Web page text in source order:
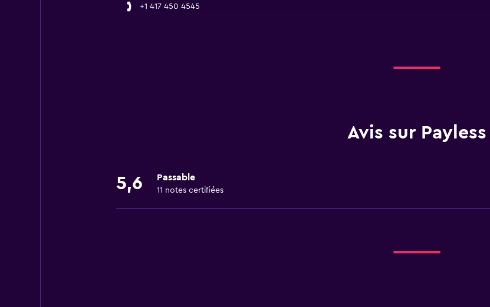
+1 417 450 4545
Avis sur Payless
5,6 Passable
11 notes certifiées